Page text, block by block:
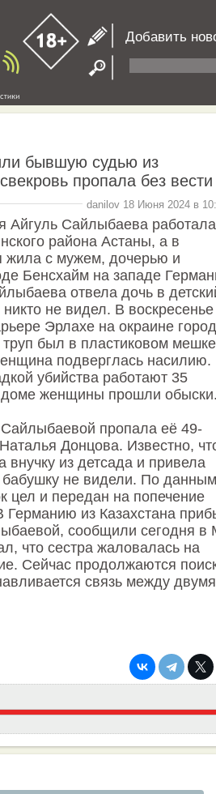
Добавить
бывшую судью из
пропала без вести
danilov 18 Июня 2024 в
Айгуль Сайлыбаева работала
района Астаны, а в
жила с мужем, дочерью и
Бенсхайм на западе
отвела дочь в
не видел. В
Эрлахе на окраине
был в пластиковом
подверглась насилию.
убийства работают 35
доме женщины прошли
пропала её 49-
Донцова. Известно,
внучку из детсада и привела
не видели. По данным
цел и передан на попечение
Германию из Казахстана
сообщили сегодня
что сестра жаловалась на
Сейчас продолжаются
связь между двумя